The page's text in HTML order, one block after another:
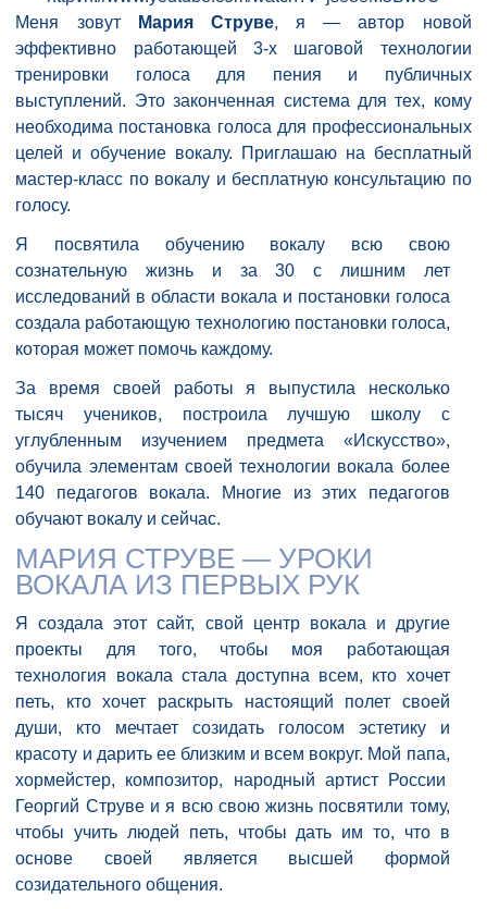
Меня зовут
Мария Струве, я — автор новой
эффективно работающей 3-х шаговой технологии
тренировки голоса для пения и публичных
выступлений. Это законченная система для тех, кому
необходима постановка голоса для профессиональных
целей и обучение вокалу. Приглашаю на бесплатный
мастер-класс по вокалу и бесплатную консультацию по
голосу.
Я посвятила обучению вокалу всю свою
сознательную жизнь и за 30 с лишним лет
исследований в области вокала и постановки голоса
создала работающую технологию постановки голоса,
которая может помочь каждому.
За время своей работы я выпустила несколько
тысяч учеников, построила лучшую школу с
углубленным изучением предмета «Искусство»,
обучила элементам своей технологии вокала более
140 педагогов вокала. Многие из этих педагогов
обучают вокалу и сейчас.
МАРИЯ СТРУВЕ — УРОКИ
ВОКАЛА ИЗ ПЕРВЫХ РУК
Я создала этот сайт, свой центр вокала и другие
проекты для того, чтобы моя работающая
технология вокала стала доступна всем, кто хочет
петь, кто хочет раскрыть настоящий полет своей
души, кто мечтает созидать голосом эстетику и
красоту и дарить ее близким и всем вокруг. Мой папа,
хормейстер, композитор, народный артист России
Георгий Струве и я всю свою жизнь посвятили тому,
чтобы учить людей петь, чтобы дать им то, что в
основе своей является высшей формой
созидательного общения.